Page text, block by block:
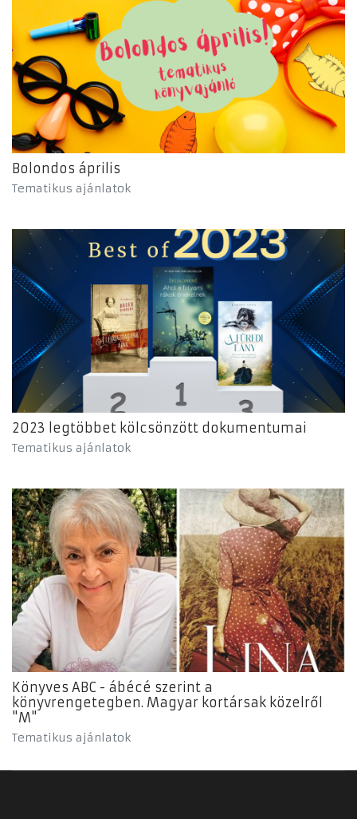
Bolondos április
Tematikus ajánlatok
2023 legtöbbet kölcsönzött dokumentumai
Tematikus ajánlatok
Könyves ABC - ábécé szerint a
könyvrengetegben. Magyar kortársak közelről
"M"
Tematikus ajánlatok